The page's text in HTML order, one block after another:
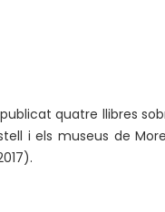
quatre llibres
i els museus de